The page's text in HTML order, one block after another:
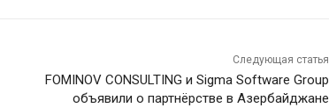
Следующая статья
FOMINOV CONSULTING и Sigma Software Group
объявили о партнёрстве в Азербайджане